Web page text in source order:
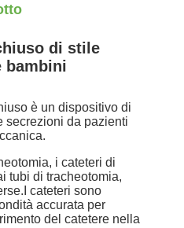
di stile
bambini
è un dispositivo di
secrezioni da pazienti
i cateteri di
tubi di tracheotomia,
cateteri sono
accurata per
del catetere nella